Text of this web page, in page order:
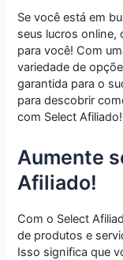
Se você está em
seus lucros online,
para você! Com
variedade de
garantida para o
para descobrir
com Select Afiliado!
Aumente
Afiliado!
Com o Select
de produtos e
Isso significa que